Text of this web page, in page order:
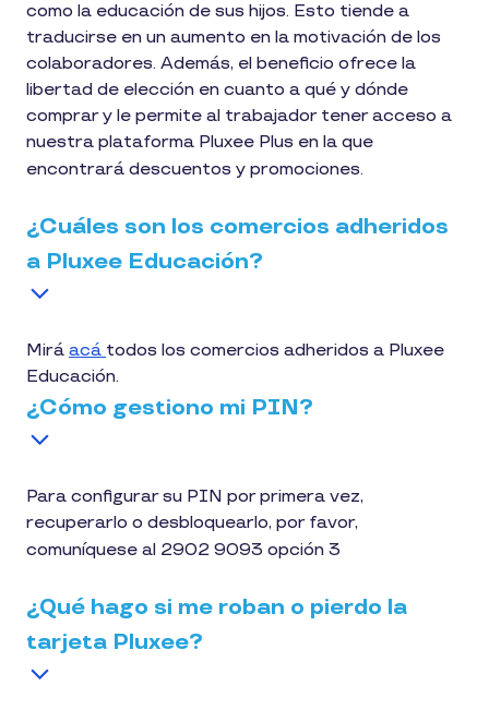
como la educación de sus hijos. Esto tiende a
traducirse en un aumento en la motivación de los
colaboradores. Además, el beneficio ofrece la
libertad de elección en cuanto a qué y dónde
comprar y le permite al trabajador tener acceso a
nuestra plataforma Pluxee Plus en la que
encontrará descuentos y promociones.
¿Cuáles son los comercios adheridos
a Pluxee Educación?
Mirá acá todos los comercios adheridos a Pluxee
Educación.
¿Cómo gestiono mi PIN?
Para configurar su PIN por primera vez,
recuperarlo o desbloquearlo, por favor,
comuníquese al 2902 9093 opción 3
¿Qué hago si me roban o pierdo la
tarjeta Pluxee?